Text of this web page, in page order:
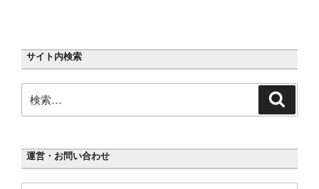
サイト内検索
索:
運営・お問い合わせ